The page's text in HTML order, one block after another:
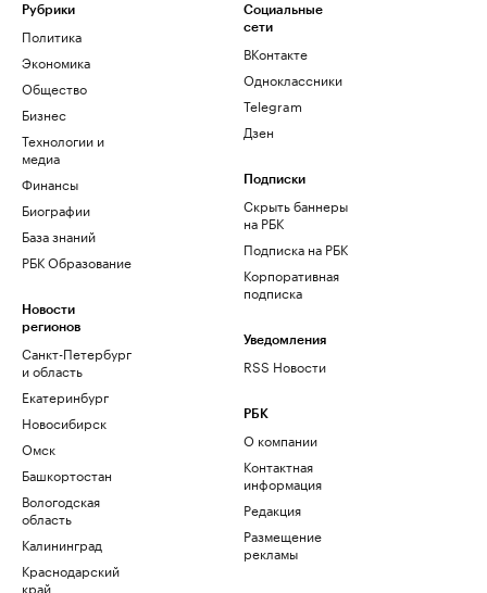
Рубрики
Политика
Экономика
Общество
Бизнес
Технологии и
медиа
Финансы
Биографии
База знаний
РБК Образование
Новости
регионов
Санкт-Петербург
и область
Екатеринбург
Новосибирск
Омск
Башкортостан
Вологодская
область
Калининград
Краснодарский
край
Социальные
сети
ВКонтакте
Одноклассники
Telegram
Дзен
Подписки
Скрыть баннеры
на РБК
Подписка на РБК
Корпоративная
подписка
Уведомления
RSS Новости
РБК
О компании
Контактная
информация
Редакция
Размещение
рекламы